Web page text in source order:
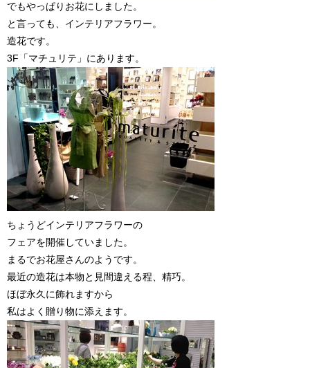
でもやっぱりお花にしました。
と言っても、インテリアフラワー。
造花です。
3F「マチュリテ」にあります。
ちょうどインテリアフラワーの
フェアを開催していました。
まるでお花屋さんのようです。
最近の造花は本物と見間違える程、精巧。
ほぼ永久に飾れますから
私はよく贈り物に添えます。